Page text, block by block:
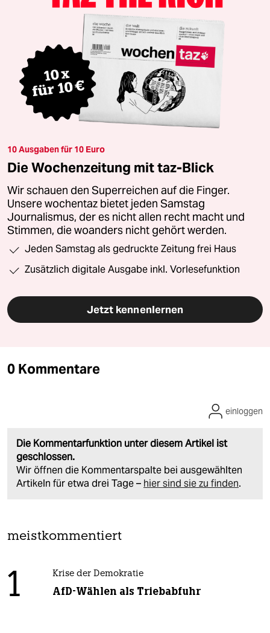
10 Ausgaben für 10 Euro
Die Wochenzeitung mit taz-Blick
Wir schauen den Superreichen auf die Finger.
Unsere wochentaz bietet jeden Samstag
Journalismus, der es nicht allen recht macht und
Stimmen, die woanders nicht gehört werden.
Jeden Samstag als gedruckte Zeitung frei Haus
Zusätzlich digitale Ausgabe inkl. Vorlesefunktion
Jetzt kennenlernen
0 Kommentare
Die Kommentarfunktion unter diesem Artikel ist
geschlossen.
Wir öffnen die Kommentarspalte bei ausgewählten
Artikeln für etwa drei Tage – hier sind sie zu finden.
einloggen
meistkommentiert
1 Krise der Demokratie
AfD-Wählen als Triebabfuhr